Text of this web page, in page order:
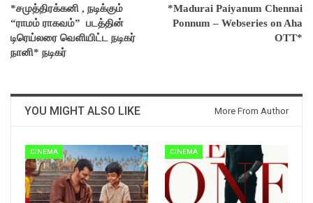
*சமுத்திரக்கனி , நடிக்கும்
“ராமம் ராகவம்” படத்தின்
டிரெய்லரை வெளியிட்ட நடிகர்
நானி* நடிகர்
*Madurai Paiyanum Chennai
Ponnum – Webseries on Aha
OTT*
YOU MIGHT ALSO LIKE More From Author
CINEMA CINEMA